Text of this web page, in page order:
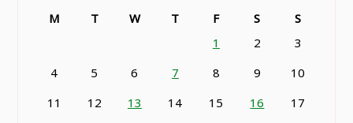
M T W T F S
S
1
2
3
4
5 6 7 8 9
10
11
12 13 14 15 16
17